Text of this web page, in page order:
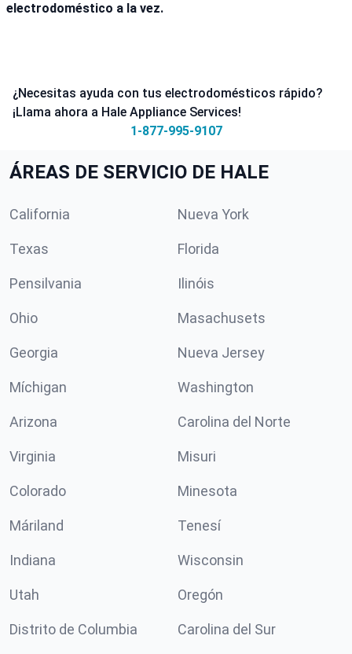
electrodoméstico a la vez.
¿Necesitas ayuda con tus electrodomésticos rápido?
¡Llama ahora a Hale Appliance Services!
1-877-995-9107
ÁREAS DE SERVICIO DE HALE
California Nueva York
Texas Florida
Pensilvania Ilinóis
Ohio Masachusets
Georgia Nueva Jersey
Míchigan Washington
Arizona Carolina del Norte
Virginia Misuri
Colorado Minesota
Máriland Tenesí
Indiana Wisconsin
Utah Oregón
Distrito de Columbia Carolina del Sur